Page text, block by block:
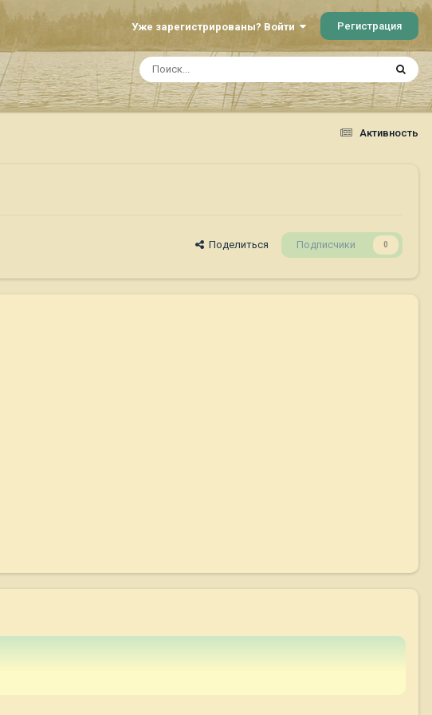
Уже зарегистрированы? Войти Регистрация
Активность
Поделиться Подписчики 0